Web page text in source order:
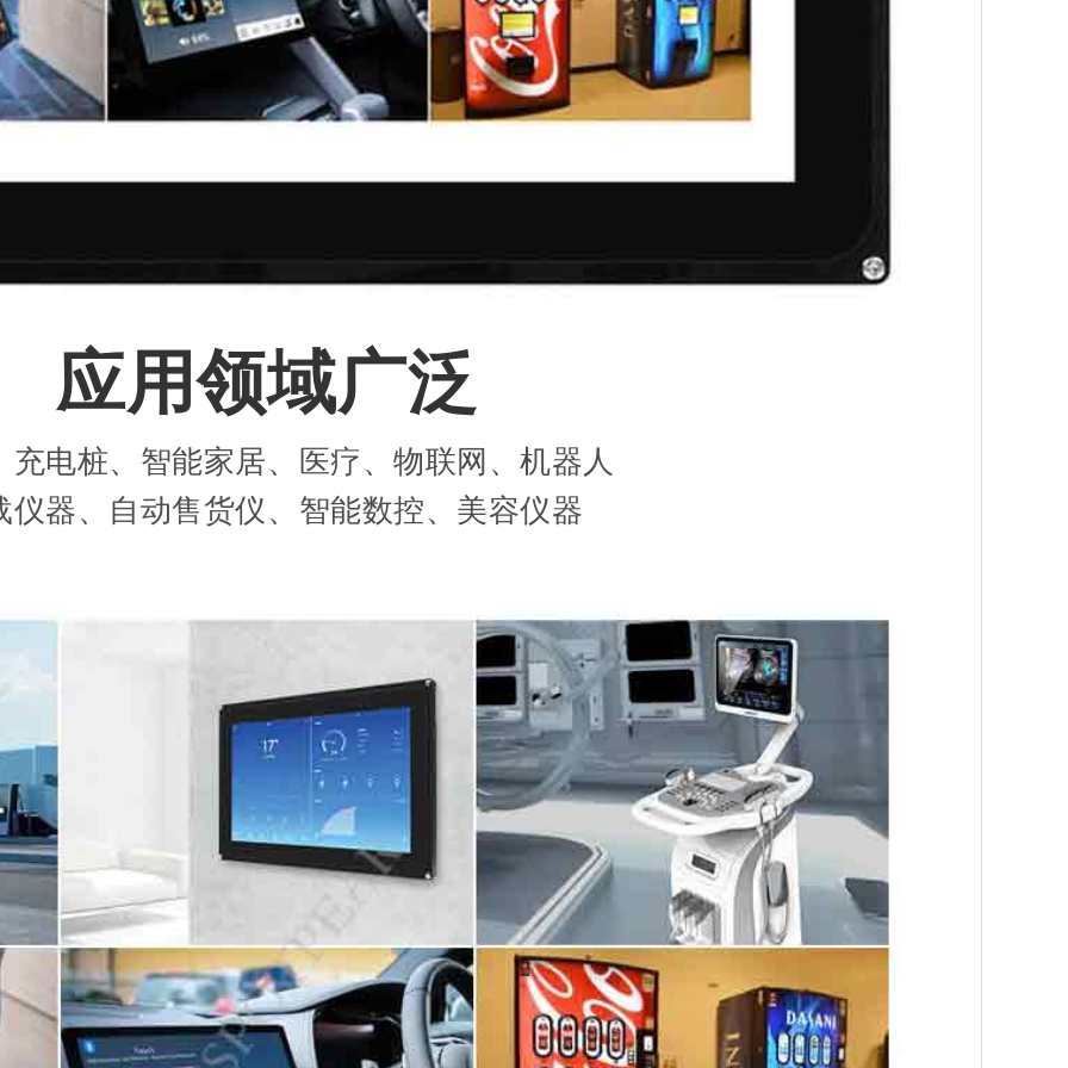
应用领域广泛
充电桩、智能家居、医疗、物联网、机器人
仪器、自动售货仪、智能数控、美容仪器